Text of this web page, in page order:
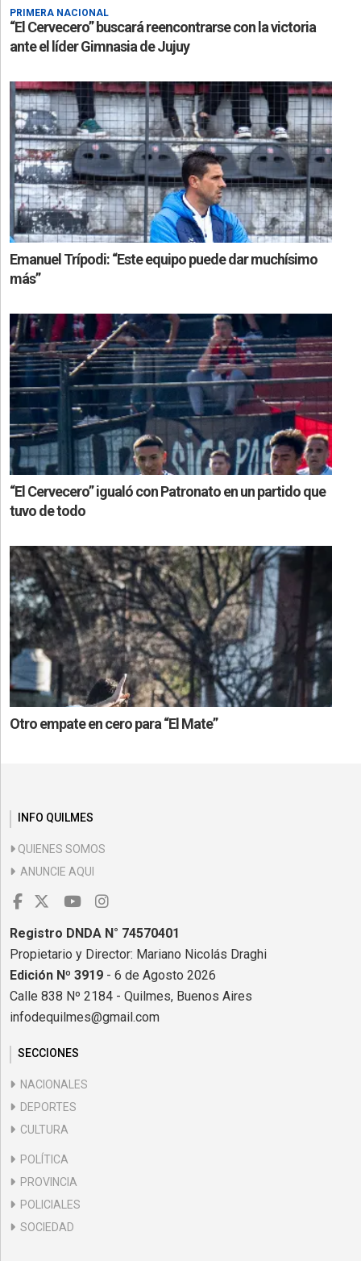
PRIMERA NACIONAL
“El Cervecero” buscará reencontrarse con la victoria
ante el líder Gimnasia de Jujuy
Emanuel Trípodi: “Este equipo puede dar muchísimo
más”
“El Cervecero” igualó con Patronato en un partido que
tuvo de todo
Otro empate en cero para “El Mate”
INFO QUILMES
QUIENES SOMOS
ANUNCIE AQUI
Registro DNDA N° 74570401
Propietario y Director: Mariano Nicolás Draghi
Edición Nº 3919 - 6 de Agosto 2026
Calle 838 Nº 2184 - Quilmes, Buenos Aires
infodequilmes@gmail.com
SECCIONES
NACIONALES
DEPORTES
CULTURA
POLÍTICA
PROVINCIA
POLICIALES
SOCIEDAD